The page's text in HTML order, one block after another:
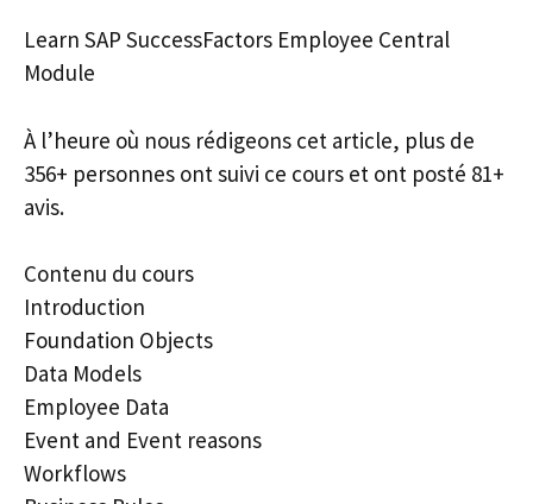
Learn SAP SuccessFactors Employee Central
Module
À l’heure où nous rédigeons cet article, plus de
356+ personnes ont suivi ce cours et ont posté 81+
avis.
Contenu du cours
Introduction
Foundation Objects
Data Models
Employee Data
Event and Event reasons
Workflows